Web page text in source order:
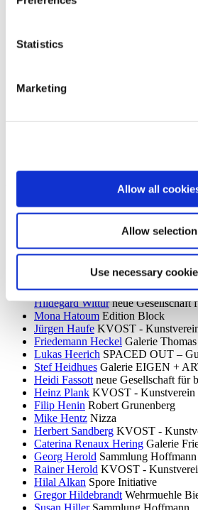
Statistics
Marketing
Allow all
Allow selection
Use necessary
Monika Grabuschnigg
SPACED
Isabelle Graeff
Martin Groß
Kunstraum
KVOST -
Robert Haas Haus am Waldsee
Galerie Nordenhake
Villa Schöningen
Richard Hamilton Edition Block
KVOST - Kunstverein
Harald Krainer, Lutz Marx, Herbert
Hildegard Wittur neue Gesellschaft
Mona Hatoum Edition Block
Jürgen Haufe KVOST -
Friedemann Heckel Galerie
Lukas Heerich SPACED OUT –
Stef Heidhues Galerie EIGEN +
Heidi Fassott neue Gesellschaft für
Heinz Plank KVOST - Kunstverein
Filip Henin Robert Grunenberg
Mike Hentz Nizza
Herbert Sandberg KVOST -
Caterina Renaux Hering Galerie
Georg Herold Sammlung Hoffmann
Rainer Herold KVOST -
Hilal Alkan Spore Initiative
Gregor Hildebrandt Wehrmuehle
Susan Hiller Sammlung Hoffmann